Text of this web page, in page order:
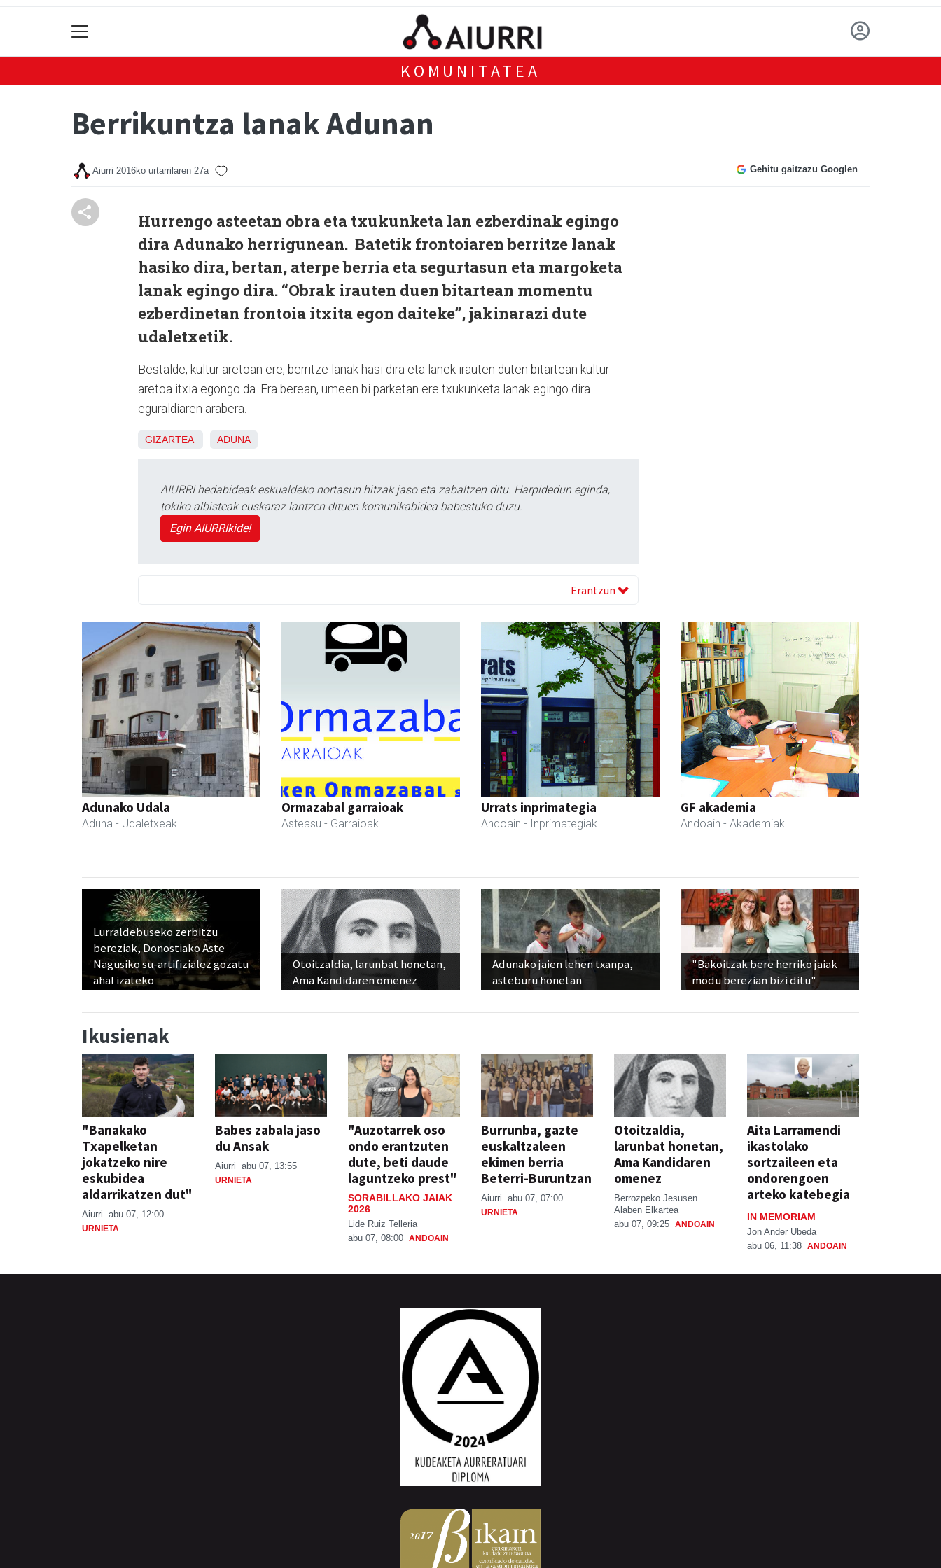
KOMUNITATEA
Berrikuntza lanak Adunan
Aiurri 2016ko urtarrilaren 27a Gehitu gaitzazu Googlen
Hurrengo asteetan obra eta txukunketa lan ezberdinak egingo
dira Adunako herrigunean. Batetik frontoiaren berritze lanak
hasiko dira, bertan, aterpe berria eta segurtasun eta margoketa
lanak egingo dira. “Obrak irauten duen bitartean momentu
ezberdinetan frontoia itxita egon daiteke”, jakinarazi dute
udaletxetik.
Bestalde, kultur aretoan ere, berritze lanak hasi dira eta lanek irauten duten bitartean kultur
aretoa itxia egongo da. Era berean, umeen bi parketan ere txukunketa lanak egingo dira
eguraldiaren arabera.
GIZARTEA ADUNA
AIURRI hedabideak eskualdeko nortasun hitzak jaso eta zabaltzen ditu. Harpidedun eginda,
tokiko albisteak euskaraz lantzen dituen komunikabidea babestuko duzu.
Egin AIURRIkide!
Erantzun
Adunako Udala
Aduna - Udaletxeak
Ormazabal garraioak
Asteasu - Garraioak
Urrats inprimategia
Andoain - Inprimategiak
GF akademia
Andoain - Akademiak
Lurraldebuseko zerbitzu
bereziak, Donostiako Aste
Nagusiko su-artifizialez gozatu
ahal izateko
Otoitzaldia, larunbat honetan,
Ama Kandidaren omenez
Adunako jaien lehen txanpa,
asteburu honetan
"Bakoitzak bere herriko jaiak
modu berezian bizi ditu"
Ikusienak
"Banakako
Txapelketan
jokatzeko nire
eskubidea
aldarrikatzen dut"
Aiurri abu 07, 12:00
URNIETA
Babes zabala jaso
du Ansak
Aiurri abu 07, 13:55
URNIETA
"Auzotarrek oso
ondo erantzuten
dute, beti daude
laguntzeko prest"
SORABILLAKO JAIAK
2026
Lide Ruiz Telleria
abu 07, 08:00 ANDOAIN
Burrunba, gazte
euskaltzaleen
ekimen berria
Beterri-Buruntzan
Aiurri abu 07, 07:00
URNIETA
Otoitzaldia,
larunbat honetan,
Ama Kandidaren
omenez
Berrozpeko Jesusen
Alaben Elkartea
abu 07, 09:25 ANDOAIN
Aita Larramendi
ikastolako
sortzaileen eta
ondorengoen
arteko katebegia
IN MEMORIAM
Jon Ander Ubeda
abu 06, 11:38 ANDOAIN